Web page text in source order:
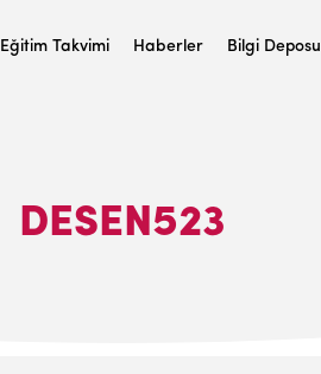
Eğitim Takvimi Haberler Bilgi Deposu
DESEN523